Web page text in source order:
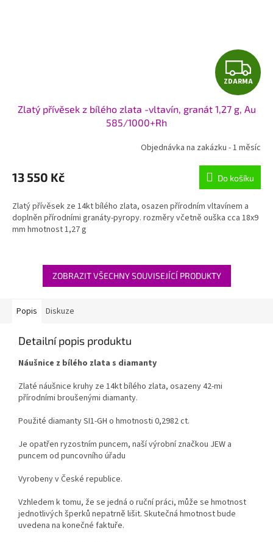
Z
D
A
R
M
A
ZDARMA
Zlatý přívěsek z bílého zlata -vltavín, granát 1,27 g, Au
585/1000+Rh
Objednávka na zakázku - 1 měsíc
13 550 Kč Do košíku
Zlatý přívěsek ze 14kt bílého zlata, osazen přírodním vltavínem a
doplněn přírodními granáty-pyropy. rozměry včetně ouška cca 18x9
mm hmotnost 1,27 g
ZOBRAZIT VŠECHNY SOUVISEJÍCÍ PRODUKTY
Popis Diskuze
Detailní popis produktu
Náušnice z bílého zlata s diamanty
Zlaté náušnice kruhy ze 14kt bílého zlata, osazeny 42-mi
přírodními broušenými diamanty.
Použité diamanty SI1-GH o hmotnosti 0,2982 ct.
Je opatřen ryzostním puncem, naší výrobní značkou JEW a
puncem od puncovního úřadu
Vyrobeny v České republice.
Vzhledem k tomu, že se jedná o ruční práci, může se hmotnost
jednotlivých šperků nepatrně lišit. Skutečná hmotnost bude
uvedena na konečné faktuře.